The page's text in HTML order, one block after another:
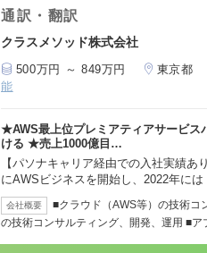
通訳・翻訳
クラスメソッド株式会社
500万円 ～ 849万円 東京都
能
★AWS最上位プレミアティアサービ
ける ★売上1000億目…
【パソナキャリア経由での入社実績
にAWSビジネスを開始し、2022年には
会社概要
■クラウド（AWS等）の技術コ
の技術コンサルティング、開発、運用 ■ア